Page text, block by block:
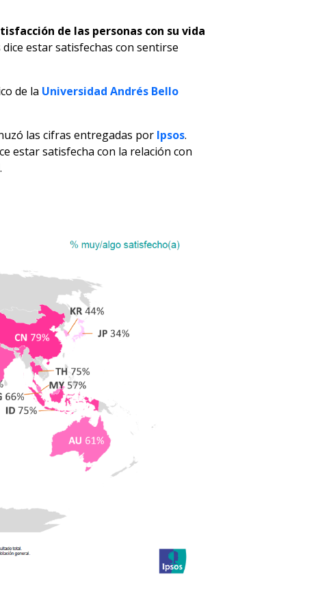
de las personas con su vida
estar satisfechas con sentirse
de la Universidad Andrés Bello
las cifras entregadas por Ipsos.
estar satisfecha con la relación con